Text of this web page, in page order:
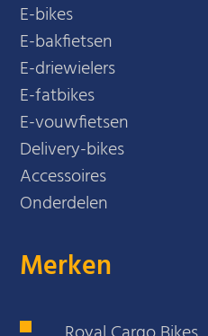
E-bikes
E-bakfietsen
E-driewielers
E-fatbikes
E-vouwfietsen
Delivery-bikes
Accessoires
Onderdelen
Merken